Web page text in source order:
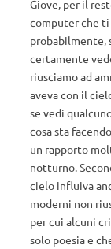
Giove, per il
computer che
probabilmente,
certamente
riusciamo ad
aveva con il
se vedi
cosa sta
un rapporto
notturno.
cielo influiva
moderni non
per cui alcuni
solo poesia e